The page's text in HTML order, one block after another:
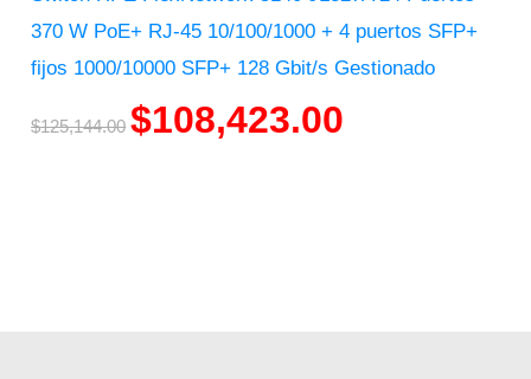
370 W PoE+ RJ-45 10/100/1000 + 4 puertos SFP+
fijos 1000/10000 SFP+ 128 Gbit/s Gestionado
$125,144.00 $108,423.00